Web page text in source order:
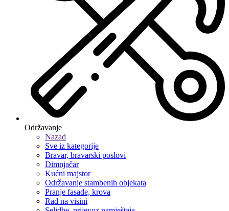
Održavanje
Nazad
Sve iz kategorije
Bravar, bravarski poslovi
Dimnjačar
Kućni majstor
Održavanje stambenih objekata
Pranje fasade, krova
Rad na visini